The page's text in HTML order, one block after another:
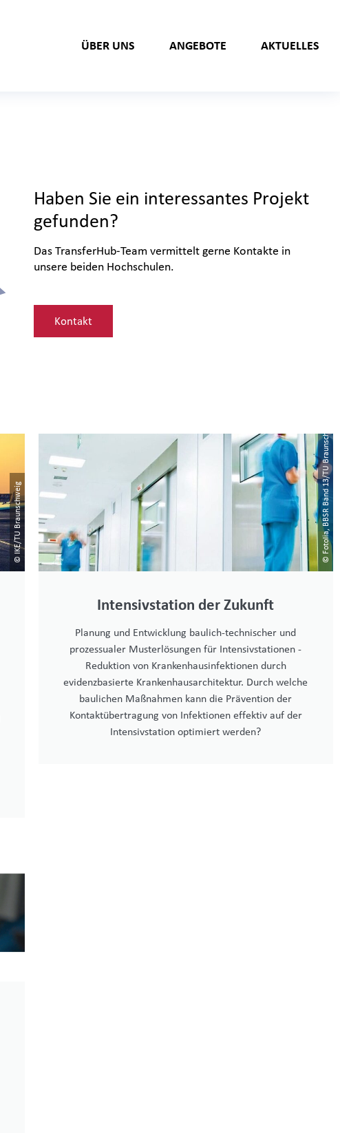
ÜBER UNS ANGEBOTE AKTUELLES
Haben Sie ein interessantes Projekt
gefunden?
Das TransferHub-Team vermittelt gerne Kontakte in
unsere beiden Hochschulen.
Kontakt
© IKE/TU Braunschweig © Fotolia, BBSR Band 13/TU Braunschweig
Intensivstation der Zukunft
Planung und Entwicklung baulich-technischer und
prozessualer Musterlösungen für Intensivstationen -
Reduktion von Krankenhausinfektionen durch
evidenzbasierte Krankenhausarchitektur. Durch welche
baulichen Maßnahmen kann die Prävention der
Kontaktübertragung von Infektionen effektiv auf der
Intensivstation optimiert werden?